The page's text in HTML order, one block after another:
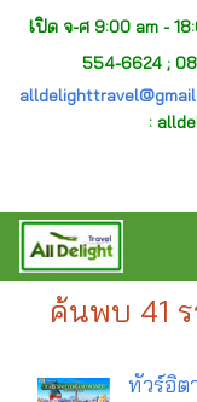
เปิด จ-ศ 9:00 am -
554-6624 ;
:
ค้นพบ 41
ทัวร์อิต